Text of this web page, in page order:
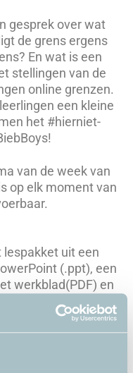
gesprek over wat
de grens ergens
En wat is een
stellingen van de
online grenzen.
een kleine
het #hierniet-
van de week van
op elk moment van
uit een
(.ppt), een
werkblad(PDF) en
(PDF) die je de
thuis te doen.